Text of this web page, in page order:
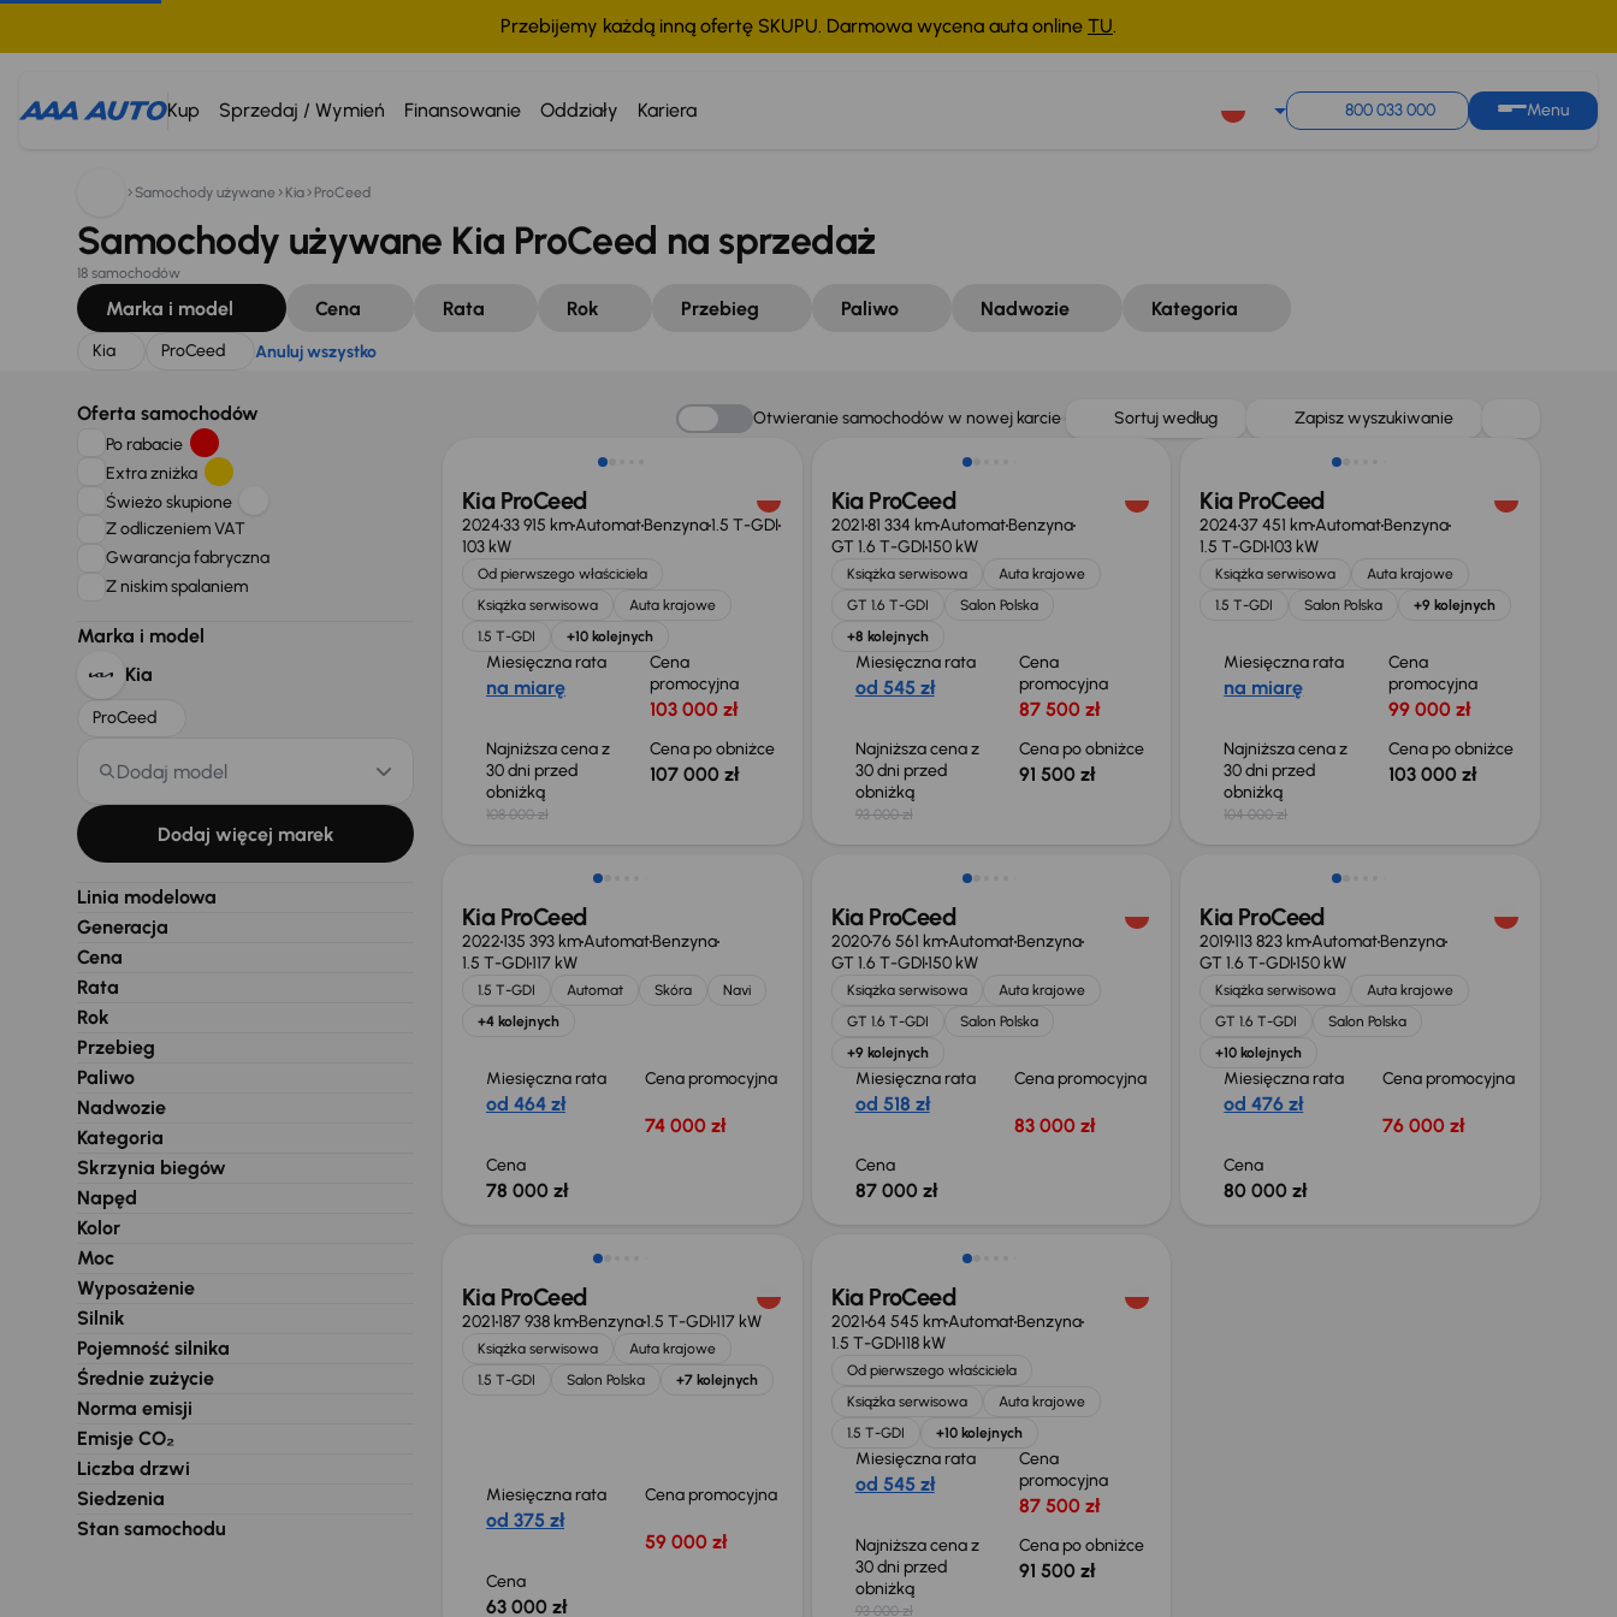
Przebijemy każdą inną ofertę SKUPU. Darmowa wycena auta online TU.
Kup Sprzedaj / Wymień Finansowanie Oddziały Kariera 800 033 000 Menu
Szukam: Anuluj wszystko
Samochody używane Kia ProCeed
Samochody używane Kia ProCeed na sprzedaż
18 samochodów
Marka i model Cena Rata Rok Przebieg Paliwo Nadwozie Kategoria
Kia ProCeed Anuluj wszystko
Oferta samochodów
Po rabacie
Extra zniżka
Świeżo skupione
Z odliczeniem VAT
Gwarancja fabryczna
Z niskim spalaniem
Marka i model
Kia
ProCeed
Dodaj model
Dodaj więcej marek
Linia modelowa
Generacja
Cena
Rata
Rok
Przebieg
Paliwo
Nadwozie
Kategoria
Skrzynia biegów
Napęd
Kolor
Moc
Wyposażenie
Silnik
Pojemność silnika
Średnie zużycie
Norma emisji
Emisje CO₂
Liczba drzwi
Siedzenia
Stan samochodu
Otwieranie samochodów w nowej karcie Sortuj według Zapisz wyszukiwanie
Kia ProCeed
202433 915 kmAutomatBenzyna1.5 T-GDI
103 kW
Od pierwszego właściciela
Książka serwisowa
Auta krajowe
1.5 T-GDI
+10 kolejnych
Miesięczna rata
na miarę
Cena
promocyjna
103 000 zł
Najniższa cena z
30 dni przed
obniżką
108 000 zł
Cena po obniżce
107 000 zł
Taniej o 1 500 zł
Kia ProCeed
202181 334 kmAutomatBenzyna
GT 1.6 T-GDI150 kW
Książka serwisowa
Auta krajowe
GT 1.6 T-GDI
Salon Polska
+8 kolejnych
Miesięczna rata
od 545 zł
Cena
promocyjna
87 500 zł
Najniższa cena z
30 dni przed
obniżką
93 000 zł
Cena po obniżce
91 500 zł
Taniej o 1 000 zł
Kia ProCeed
202437 451 kmAutomatBenzyna
1.5 T-GDI103 kW
Książka serwisowa
Auta krajowe
1.5 T-GDI
Salon Polska +9 kolejnych
Miesięczna rata
na miarę
Cena
promocyjna
99 000 zł
Najniższa cena z
30 dni przed
obniżką
104 000 zł
Cena po obniżce
103 000 zł
Świeżo skupione
Kia ProCeed
2022135 393 kmAutomatBenzyna
1.5 T-GDI117 kW
1.5 T-GDI Automat Skóra
Navi
+4 kolejnych
Miesięczna rata
od 464 zł
Cena promocyjna
74 000 zł
Cena
78 000 zł
Kia ProCeed
202076 561 kmAutomatBenzyna
GT 1.6 T-GDI150 kW
Książka serwisowa
Auta krajowe
GT 1.6 T-GDI
Salon Polska
+9 kolejnych
Miesięczna rata
od 518 zł
Cena promocyjna
83 000 zł
Cena
87 000 zł
Kia ProCeed
2019113 823 kmAutomatBenzyna
GT 1.6 T-GDI150 kW
Książka serwisowa
Auta krajowe
GT 1.6 T-GDI
Salon Polska
+10 kolejnych
Miesięczna rata
od 476 zł
Cena promocyjna
76 000 zł
Cena
80 000 zł
Świeżo skupione
Kia ProCeed
2021187 938 kmBenzyna1.5 T-GDI117 kW
Książka serwisowa
Auta krajowe
1.5 T-GDI
Salon Polska +7 kolejnych
Miesięczna rata
od 375 zł
Cena promocyjna
59 000 zł
Cena
63 000 zł
Taniej o 1 500 zł
Kia ProCeed
202164 545 kmAutomatBenzyna
1.5 T-GDI118 kW
Od pierwszego właściciela
Książka serwisowa
Auta krajowe
1.5 T-GDI
+10 kolejnych
Miesięczna rata
od 545 zł
Cena
promocyjna
87 500 zł
Najniższa cena z
30 dni przed
obniżką
93 000 zł
Cena po obniżce
91 500 zł